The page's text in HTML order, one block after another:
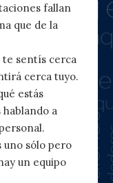
fallan
que de la
te sentís cerca
cerca tuyo.
estás
a
uno sólo pero
un equipo